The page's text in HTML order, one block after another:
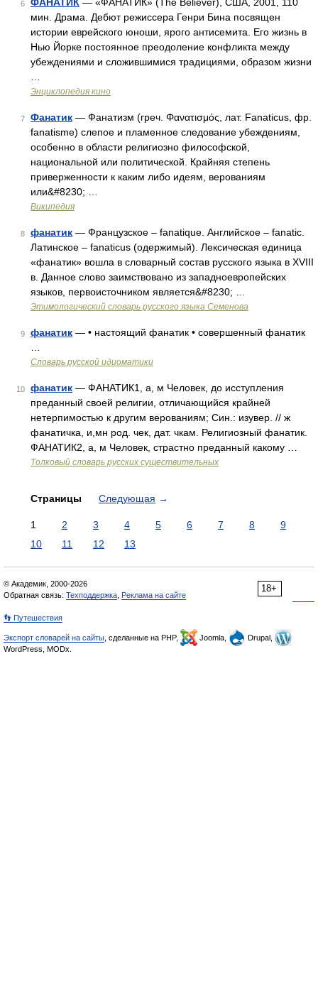
6
мин. Драма. Дебют режиссера Генри Бина посвящен
истории еврейского юноши, ярого антисемита. Его жизнь в
Нью Йорке постоянное преодоление конфликта между
убеждениями и сложившимися традициями, образом жизни
Энциклопедия кино
7 Фанатик — Фанатизм (греч. Φανατισμός, лат. Fanaticus, фр.
fanatisme) слепое и пламенное следование убеждениям,
особенно в области религиозно философской,
национальной или политической. Крайняя степень
приверженности к каким либо идеям, верованиям
или&#8230; …
Википедия
8 фанатик — Французское – fanatique. Английское – fanatic.
Латинское – fanaticus (одержимый). Лексическая единица
«фанатик» вошла в словарный состав русского языка в XVIII
в. Данное слово заимствовано из западноевропейских
языков, первоисточником является&#8230; …
Этимологический словарь русского языка Семенова
9 фанатик — • настоящий фанатик • совершенный фанатик
Словарь русской идиоматики
10 фанатик — ФАНАТИК1, а, м Человек, до исступления
преданный своей религии, отличающийся крайней
нетерпимостью к другим верованиям; Син.: изувер. // ж
фанатичка, и,мн род. чек, дат. чкам. Религиозный фанатик.
ФАНАТИК2, а, м Человек, страстно преданный какому …
Толковый словарь русских существительных
Страницы Следующая →
1 2 3 4 5 6 7 8
9
10
11 12 13
18+
© Академик, 2000-2026
Обратная связь: Техподдержка Реклама на сайте
👣 Путешествия
Экспорт словарей на сайты , сделанные на PHP, Joomla,
Drupal,
WordPress, MODx.